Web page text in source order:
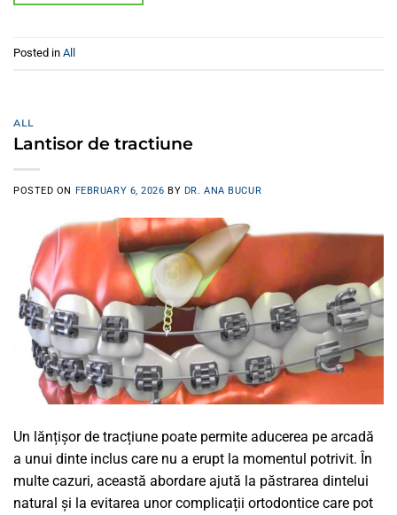
Posted in All
ALL
Lantisor de tractiune
POSTED ON FEBRUARY 6, 2026 BY DR. ANA BUCUR
Un lănțișor de tracțiune poate permite aducerea pe arcadă
a unui dinte inclus care nu a erupt la momentul potrivit. În
multe cazuri, această abordare ajută la păstrarea dintelui
natural și la evitarea unor complicații ortodontice care pot